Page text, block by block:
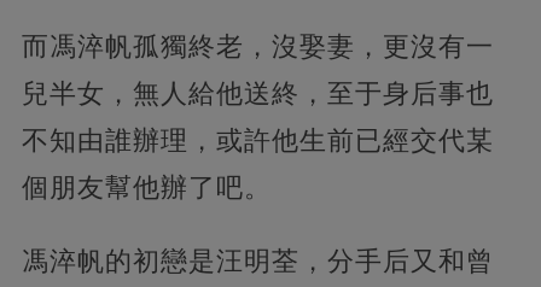
而馮淬帆孤獨終老，沒娶妻，更沒有一
兒半女，無人給他送終，至于身后事也
不知由誰辦理，或許他生前已經交代某
個朋友幫他辦了吧。
馮淬帆的初戀是汪明荃，分手后又和曾